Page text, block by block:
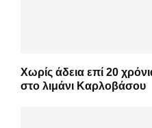
Χωρίς άδεια επί 20
στο λιμάνι Καρλοβάσου